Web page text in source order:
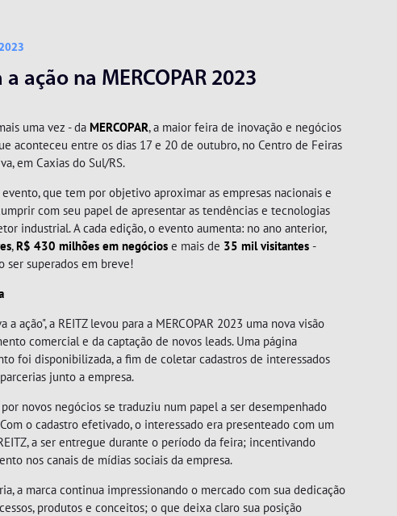
FURADEIRAS
MARTELETES
a ação na MERCOPAR 2023
uma vez - da MERCOPAR, a maior feira de inovação e negócios
aconteceu entre os dias 17 e 20 de outubro, no Centro de Feiras
em Caxias do Sul/RS.
evento, que tem por objetivo aproximar as empresas nacionais e
com seu papel de apresentar as tendências e tecnologias
industrial. A cada edição, o evento aumenta: no ano anterior,
, R$ 430 milhões em negócios e mais de 35 mil visitantes -
ser superados em breve!
a ação", a REITZ levou para a MERCOPAR 2023 uma nova visão
comercial e da captação de novos leads. Uma página
foi disponibilizada, a fim de coletar cadastros de interessados
junto a empresa.
novos negócios se traduziu num papel a ser desempenhado
o cadastro efetivado, o interessado era presenteado com um
a ser entregue durante o período da feira; incentivando
nos canais de mídias sociais da empresa.
a marca continua impressionando o mercado com sua dedicação
produtos e conceitos; o que deixa claro sua posição